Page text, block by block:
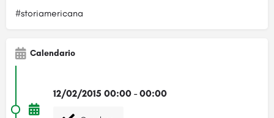
#storiamericana
Calendario
12/02/2015 00:00 - 00:00